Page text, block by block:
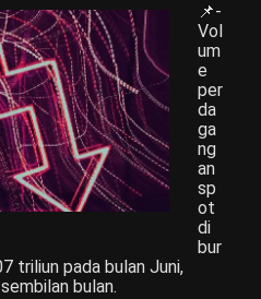
📌-
Vol
um
e
per
da
ga
ng
an
sp
ot
di
bur
triliun pada bulan Juni,
bulan.